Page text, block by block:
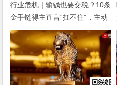
行业危机｜输钱也要交税？10条
金手链得主直言“扛不住”，主动
砍掉四分之三比赛